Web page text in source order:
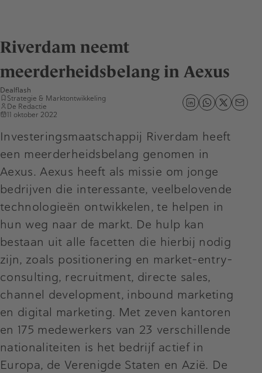
Riverdam neemt
meerderheidsbelang in Aexus
Dealflash
Strategie & Marktontwikkeling
De Redactie
11 oktober 2022
Investeringsmaatschappij Riverdam heeft
een meerderheidsbelang genomen in
Aexus. Aexus heeft als missie om jonge
bedrijven die interessante, veelbelovende
technologieën ontwikkelen, te helpen in
hun weg naar de markt. De hulp kan
bestaan uit alle facetten die hierbij nodig
zijn, zoals positionering en market-entry-
consulting, recruitment, directe sales,
channel development, inbound marketing
en digital marketing. Met zeven kantoren
en 175 medewerkers van 23 verschillende
nationaliteiten is het bedrijf actief in
Europa, de Verenigde Staten en Azië. De